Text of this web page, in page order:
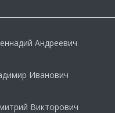
Андреевич
Иванович
Викторович